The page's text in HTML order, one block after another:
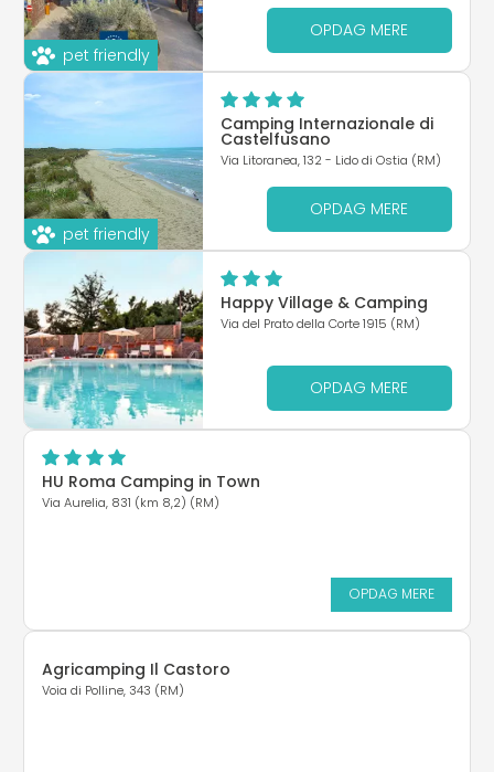
pet friendly
OPDAG MERE
pet friendly
Camping Internazionale di
Castelfusano
Via Litoranea, 132 - Lido di Ostia (RM)
OPDAG MERE
Happy Village & Camping
Via del Prato della Corte 1915 (RM)
OPDAG MERE
HU Roma Camping in Town
Via Aurelia, 831 (km 8,2) (RM)
OPDAG MERE
Agricamping Il Castoro
Voia di Polline, 343 (RM)